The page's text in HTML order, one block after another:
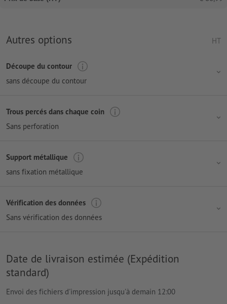
Autres options HT
Découpe du contour
sans découpe du contour
Trous percés dans chaque coin
Sans perforation
Support métallique
sans fixation métallique
Vérification des données
Sans vérification des données
Date de livraison estimée (Expédition
standard)
Envoi des fichiers d'impression jusqu'à demain 12:00